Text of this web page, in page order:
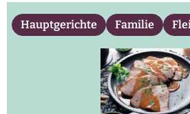
Hauptgerichte Familie